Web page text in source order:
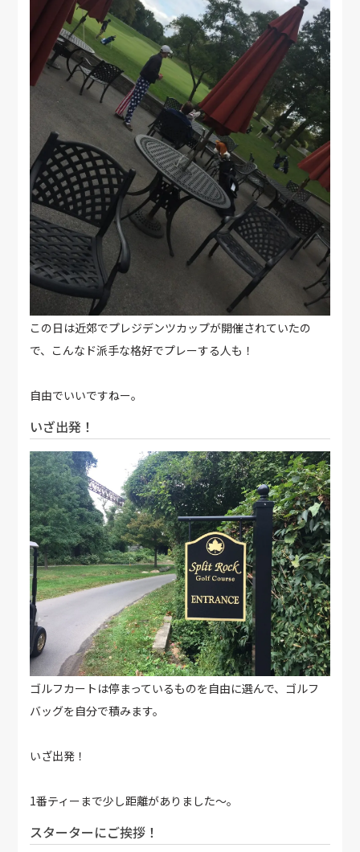
この日は近郊でプレジデンツカップが開催されていたの
で、こんなド派手な格好でプレーする人も！
自由でいいですねー。
いざ出発！
ゴルフカートは停まっているものを自由に選んで、ゴルフ
バッグを自分で積みます。
いざ出発！
1番ティーまで少し距離がありました～。
スターターにご挨拶！